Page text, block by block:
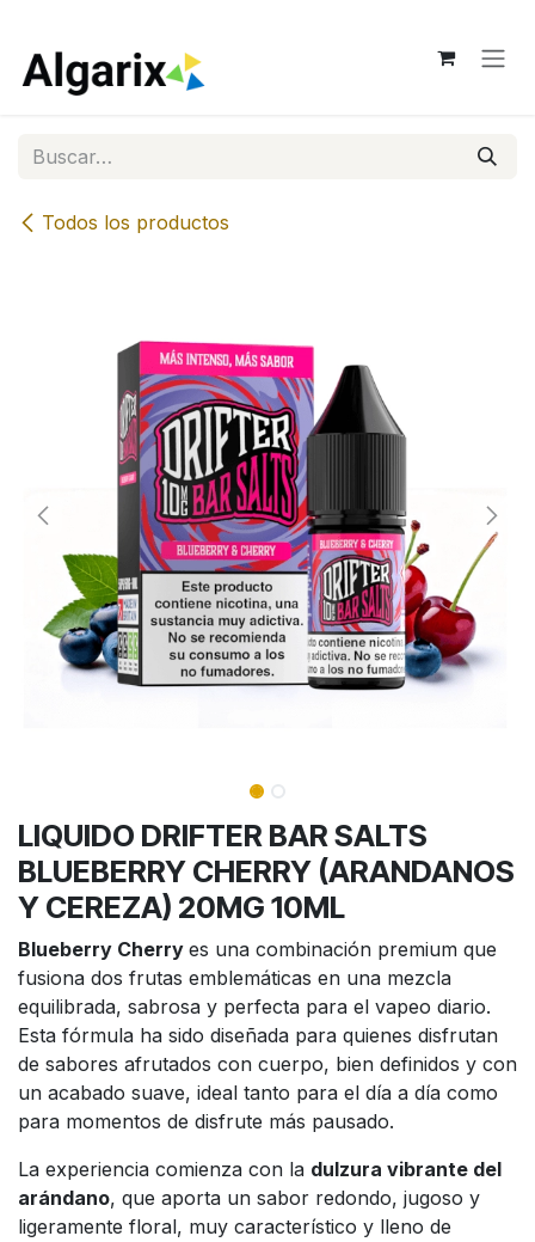
Todos los productos
LIQUIDO DRIFTER BAR SALTS
BLUEBERRY CHERRY (ARANDANOS
Y CEREZA) 20MG 10ML
Blueberry Cherry es una combinación premium que
fusiona dos frutas emblemáticas en una mezcla
equilibrada, sabrosa y perfecta para el vapeo diario.
Esta fórmula ha sido diseñada para quienes disfrutan
de sabores afrutados con cuerpo, bien definidos y con
un acabado suave, ideal tanto para el día a día como
para momentos de disfrute más pausado.
La experiencia comienza con la dulzura vibrante del
arándano, que aporta un sabor redondo, jugoso y
ligeramente floral, muy característico y lleno de